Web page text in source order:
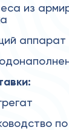
из
аппарат